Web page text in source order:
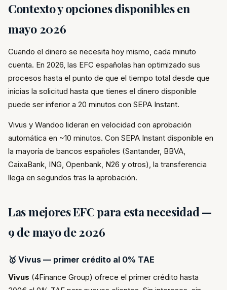
Contexto y opciones disponibles en
mayo 2026
Cuando el dinero se necesita hoy mismo, cada minuto
cuenta. En 2026, las EFC españolas han optimizado sus
procesos hasta el punto de que el tiempo total desde que
inicias la solicitud hasta que tienes el dinero disponible
puede ser inferior a 20 minutos con SEPA Instant.
Vivus y Wandoo lideran en velocidad con aprobación
automática en ~10 minutos. Con SEPA Instant disponible en
la mayoría de bancos españoles (Santander, BBVA,
CaixaBank, ING, Openbank, N26 y otros), la transferencia
llega en segundos tras la aprobación.
Las mejores EFC para esta necesidad —
9 de mayo de 2026
🥇 Vivus — primer crédito al 0% TAE
Vivus (4Finance Group) ofrece el primer crédito hasta